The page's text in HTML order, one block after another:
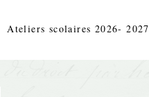
Ateliers scolaires 2026- 2027